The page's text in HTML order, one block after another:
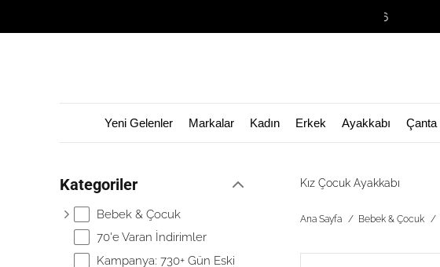
Yeni Gelenler Markalar Kadın Erkek Ayakkabı Çanta
Kategoriler
Bebek & Çocuk
70'e Varan İndirimler
Kampanya: 730+ Gün Eski
Kız Çocuk Ayakkabı
Ana Sayfa Bebek & Çocuk